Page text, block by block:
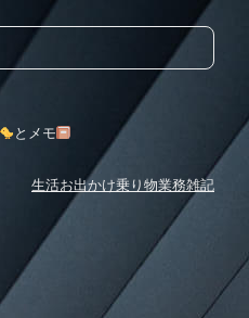
とメモ
生活お出かけ乗り物業務雑記